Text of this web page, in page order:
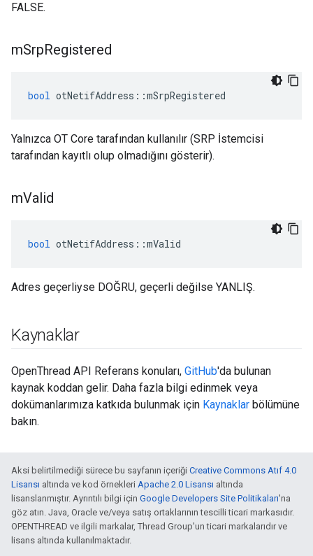
FALSE.
mSrpRegistered
bool otNetifAddress ::mSrpRegistered
Yalnızca OT Core tarafından kullanılır (SRP İstemcisi
tarafından kayıtlı olup olmadığını gösterir).
mValid
bool otNetifAddress ::mValid
Adres geçerliyse DOĞRU, geçerli değilse YANLIŞ.
Kaynaklar
OpenThread API Referans konuları, GitHub'da bulunan
kaynak koddan gelir. Daha fazla bilgi edinmek veya
dokümanlarımıza katkıda bulunmak için Kaynaklar bölümüne
bakın.
Aksi belirtilmediği sürece bu sayfanın içeriği Creative Commons Atıf 4.0
Lisansı altında ve kod örnekleri Apache 2.0 Lisansı altında
lisanslanmıştır. Ayrıntılı bilgi için Google Developers Site Politikaları'na
göz atın. Java, Oracle ve/veya satış ortaklarının tescilli ticari markasıdır.
OPENTHREAD ve ilgili markalar, Thread Group'un ticari markalarıdır ve
lisans altında kullanılmaktadır.